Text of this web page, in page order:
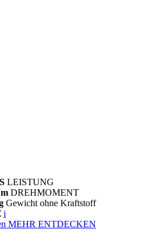
LEISTUNG
DREHMOMENT
Gewicht ohne Kraftstoff
i
MEHR ENTDECKEN